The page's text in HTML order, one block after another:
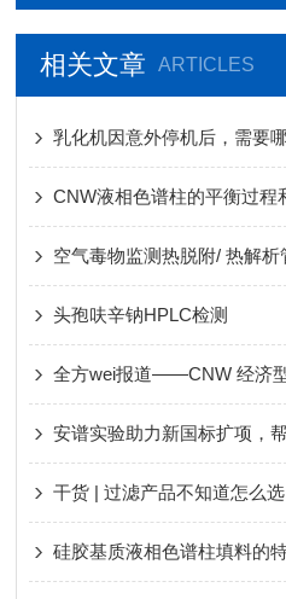
相关文章 ARTICLES
乳化机因意外停机后，需要
CNW液相色谱柱的平衡过程
空气毒物监测热脱附/ 热解
头孢呋辛钠HPLC检测
全方wei报道——CNW 经济
硅胶基质液相色谱柱填料的